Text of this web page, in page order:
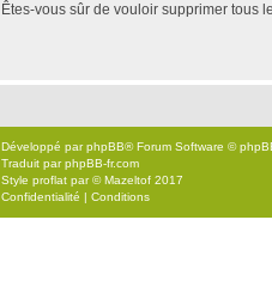
Êtes-vous sûr de vouloir supprimer tous
Développé parphpBB® Forum Software ©
Traduit parphpBB-fr.com
Style proflat par ©Mazeltof 2017
Confidentialité | Conditions